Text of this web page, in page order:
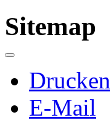
Sitemap
Drucken
E-Mail